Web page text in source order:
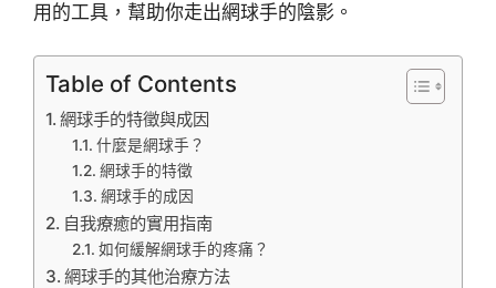
用的工具，幫助你走出網球手的陰影。
Table of Contents
網球手的特徵與成因
什麼是網球手？
網球手的特徵
網球手的成因
自我療癒的實用指南
如何緩解網球手的疼痛？
網球手的其他治療方法